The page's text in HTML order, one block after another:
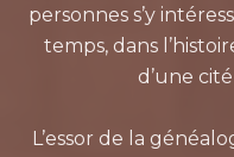
personnes s’y
temps, dans
d’une
L’essor de la